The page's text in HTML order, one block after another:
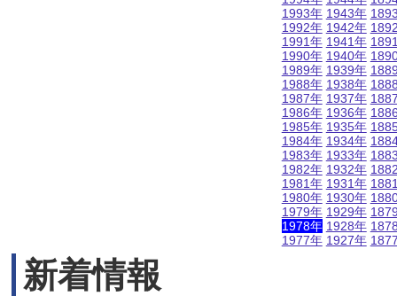
1993年
1992年
1991年
1990年
1989年
1988年
1987年
1986年
1985年
1984年
1983年
1982年
1981年
1980年
1979年
1978年
1977年
1943年
1942年
1941年
1940年
1939年
1938年
1937年
1936年
1935年
1934年
1933年
1932年
1931年
1930年
1929年
1928年
1927年
新着情報